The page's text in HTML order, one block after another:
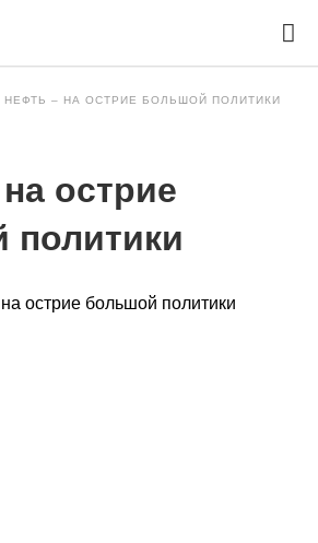
НЕФТЬ – НА ОСТРИЕ БОЛЬШОЙ ПОЛИТИКИ
острие
политики